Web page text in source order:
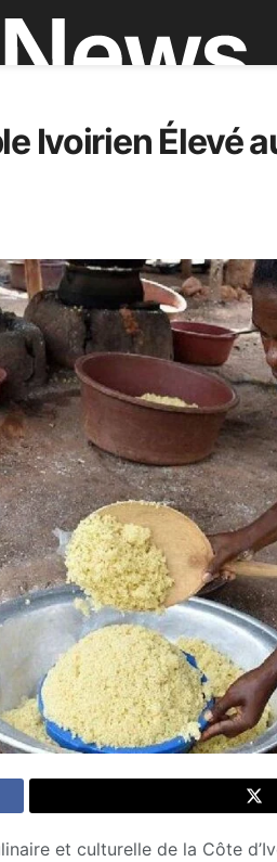
Ivoirien Élevé
et culturelle de la Côte